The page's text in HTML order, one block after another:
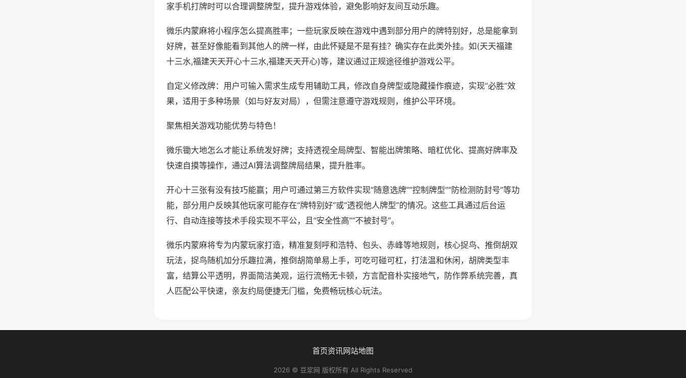
家手机打牌时可以合理调整牌型，提升游戏体验，避免影响好友间互动乐趣。
微乐内蒙麻将小程序怎么提高胜率；一些玩家反映在游戏中遇到部分用户的牌特别好，总是能拿到
好牌，甚至好像能看到其他人的牌一样，由此怀疑是不是有挂？确实存在此类外挂。如(天天福建
十三水,福建天天开心十三水,福建天天开心)等，建议通过正规途径维护游戏公平。
自定义修改牌：用户可输入需求生成专用辅助工具，修改自身牌型或隐藏操作痕迹，实现“必胜”效
果，适用于多种场景（如与好友对局），但需注意遵守游戏规则，维护公平环境。
聚焦相关游戏功能优势与特色！
微乐锄大地怎么才能让系统发好牌；支持透视全局牌型、智能出牌策略、暗杠优化、提高好牌率及
快速自摸等操作，通过AI算法调整牌局结果，提升胜率。
开心十三张有没有技巧能赢；用户可通过第三方软件实现“随意选牌”“控制牌型”“防检测防封号”等功
能，部分用户反映其他玩家可能存在“牌特别好”或“透视他人牌型”的情况。这些工具通过后台运
行、自动连接等技术手段实现不平公，且“安全性高”“不被封号”。
微乐内蒙麻将专为内蒙玩家打造，精准复刻呼和浩特、包头、赤峰等地规则，核心捉鸟、推倒胡双
玩法，捉鸟随机加分乐趣拉满，推倒胡简单易上手，可吃可碰可杠，打法温和休闲，胡牌类型丰
富，结算公平透明，界面简洁美观，运行流畅无卡顿，方言配音朴实接地气，防作弊系统完善，真
人匹配公平快速，亲友约局便捷无门槛，免费畅玩核心玩法。
首页资讯网站地图
2026 © 豆浆网 版权所有 All Rights Reserved